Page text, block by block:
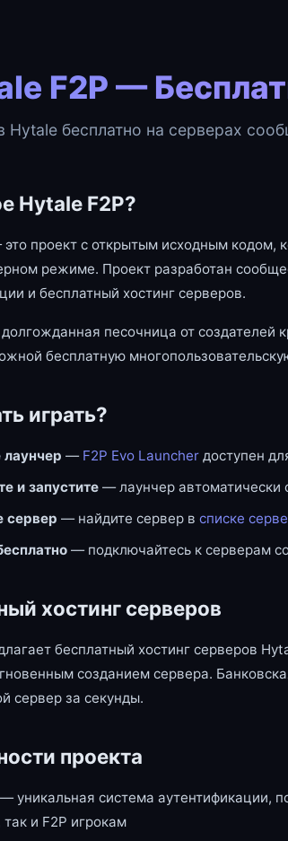
F2P —
Hytale бесплатно на серверах
Hytale F2P?
проект с открытым исходным кодом,
режиме. Проект разработан
и бесплатный хостинг серверов.
песочница от создателей
бесплатную
играть?
лаунчер — F2P Evo Launcher доступен
и запустите — лаунчер автоматически
сервер — найдите сервер в списке
— подключайтесь к серверам
хостинг серверов
бесплатный хостинг серверов
созданием сервера.
сервер за секунды.
проекта
— уникальная система аутентификации,
и F2P игрокам